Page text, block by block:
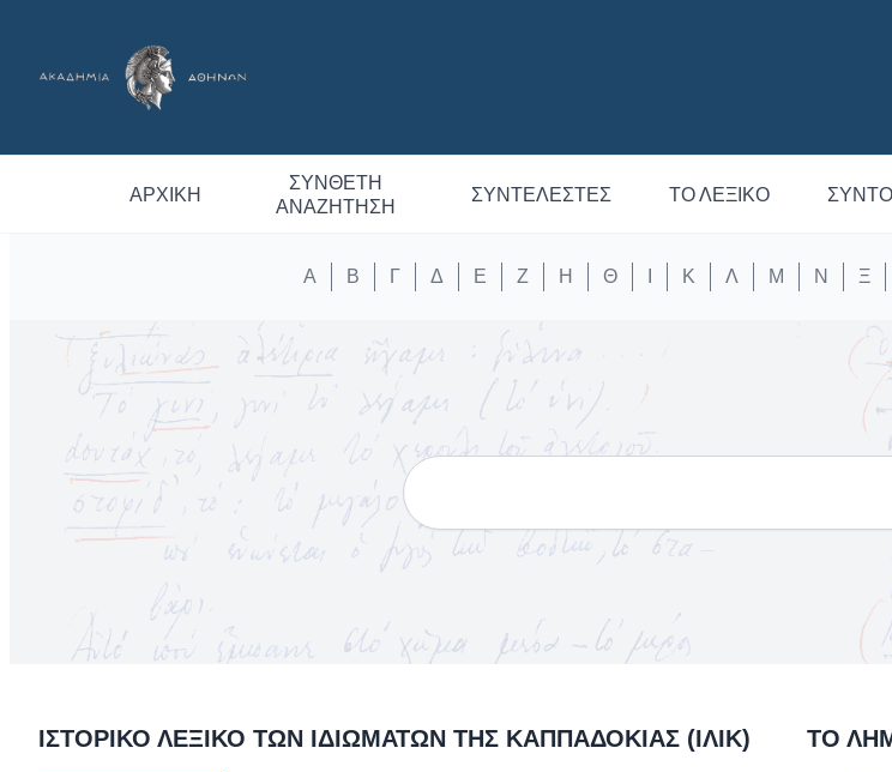
ΑΡΧΙΚΉ
ΣΎΝΘΕΤΗ
ΑΝΑΖΉΤΗΣΗ
ΣΥΝΤΕΛΕΣΤΈΣ ΤΟ ΛΕΞΙΚΌ
Α Β Γ Δ Ε Ζ Η Θ Κ Λ Μ Ν Ξ
ΙΣΤΟΡΙΚΌ ΛΕΞΙΚΌ ΤΩΝ ΙΔΙΩΜΆΤΩΝ ΤΗΣ ΚΑΠΠΑΔΟΚΊΑΣ (ΙΛΙΚ) ΤΟ